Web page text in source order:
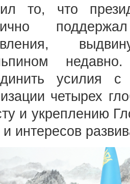
то, что
усилия с
четырех
и укреплению
и интересов